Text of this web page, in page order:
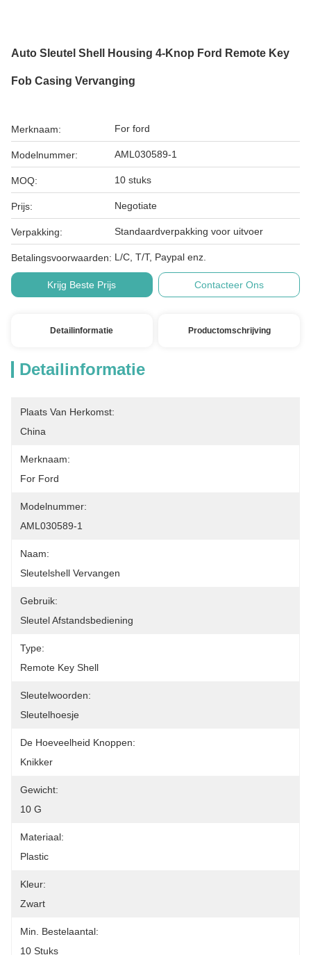
Auto Sleutel Shell Housing 4-Knop Ford Remote Key
Fob Casing Vervanging
Merknaam: For ford
Modelnummer: AML030589-1
MOQ: 10 stuks
Prijs: Negotiate
Verpakking: Standaardverpakking voor uitvoer
Betalingsvoorwaarden: L/C, T/T, Paypal enz.
Krijg Beste Prijs Contacteer Ons
Detailinformatie Productomschrijving
Detailinformatie
Plaats Van Herkomst:
China
Merknaam:
For Ford
Modelnummer:
AML030589-1
Naam:
Sleutelshell Vervangen
Gebruik:
Sleutel Afstandsbediening
Type:
Remote Key Shell
Sleutelwoorden:
Sleutelhoesje
De Hoeveelheid Knoppen:
Knikker
Gewicht:
10 G
Materiaal:
Plastic
Kleur:
Zwart
Min. Bestelaantal:
10 Stuks